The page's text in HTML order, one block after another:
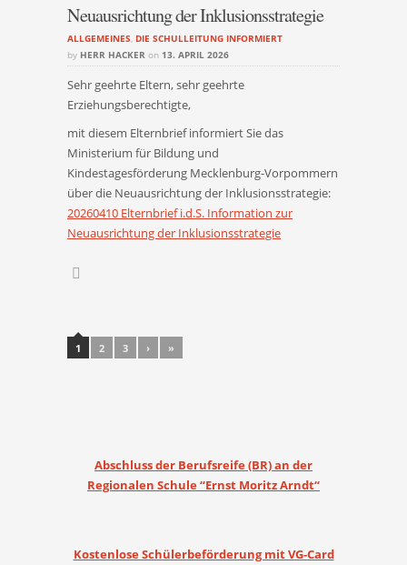
Neuausrichtung der Inklusionsstrategie
ALLGEMEINES, DIE SCHULLEITUNG INFORMIERT
by HERR HACKER on 13. APRIL 2026
Sehr geehrte Eltern, sehr geehrte
Erziehungsberechtigte,
mit diesem Elternbrief informiert Sie das
Ministerium für Bildung und
Kindestagesförderung Mecklenburg-Vorpommern
über die Neuausrichtung der Inklusionsstrategie:
20260410 Elternbrief i.d.S. Information zur
Neuausrichtung der Inklusionsstrategie
Post navigation
1 2 3 › »
Abschluss der Berufsreife (BR) an der
Regionalen Schule “Ernst Moritz Arndt“
Kostenlose Schülerbeförderung mit VG-Card